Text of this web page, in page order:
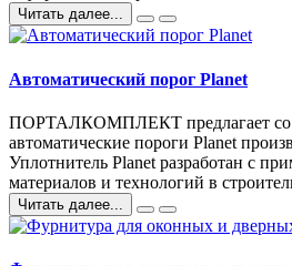
Читать далее...
Автоматический порог Planet
ПОРТАЛКОМПЛЕКТ предлагает со
автоматические пороги Planet
Уплотнитель Planet разработан с
материалов и технологий в
Читать далее...